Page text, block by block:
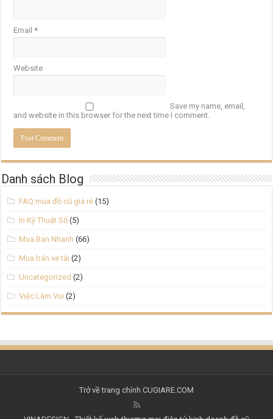
Email*
Website
Save my name, email,
and website in this browser for the next time I comment.
Danh sách Blog
FAQ mua đồ cũ giá rẻ (15)
In Kỹ Thuật Số (5)
Mua Bán Nhanh (66)
Mua bán xe tải (2)
Uncategorized (2)
Việc Làm Vui (2)
Trở về trang chính CUGIARE.COM